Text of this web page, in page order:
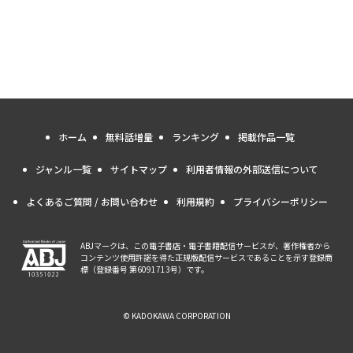
ホーム 無料話増量 ランキング 掲載作品一覧
ジャンル一覧 サイトマップ 利用者情報の外部送信について
よくあるご質問 / お問い合わせ 利用規約 プライバシーポリシー
ABJマークは、この電子書店・電子書籍配信サービスが、著作権者から
コンテンツ使用許諾を得た正規版配信サービスであることを示す登録商
標（登録番号 第6091713号）です。
© KADOKAWA CORPORATION